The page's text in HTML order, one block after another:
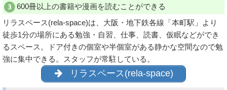
600冊以上の書籍や漫画を読むことができる
リラスペース(rela-space)は、大阪・地下鉄各線「本町駅」より
徒歩1分の場所にある勉強・自習、仕事、読書、仮眠などができ
るスペース。ドア付きの個室や半個室がある静かな空間なので勉
強に集中できる。スタッフが常駐している。
リラスペース(rela-space)